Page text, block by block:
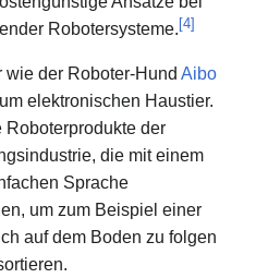
Robotersysteme. [4]
wie der Roboter-Hund Aibo
elektronischen Haustier.
Roboterprodukte der
die mit einem
Sprache
um zum Beispiel einer
auf dem Boden zu folgen